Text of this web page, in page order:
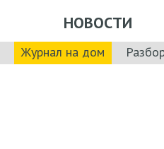
НОВОСТИ
Журнал на дом